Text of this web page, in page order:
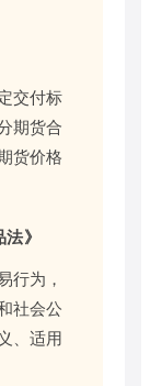
交付标
期货合
货价格
》
行为，
社会公
、适用